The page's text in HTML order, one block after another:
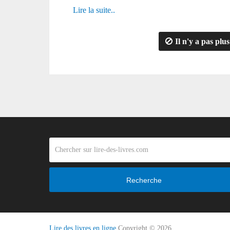
Lire la suite..
Il n'y a pas
Recherche
Lire des livres en ligne Copyright © 2026.